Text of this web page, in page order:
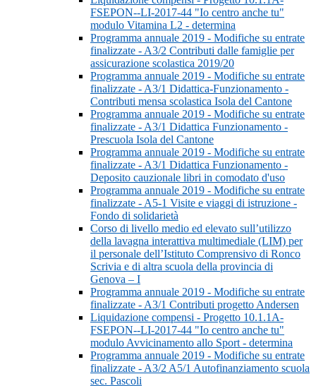
FSEPON--LI-2017-44 "Io centro anche tu"
modulo Vitamina L2 - determina
Programma annuale 2019 - Modifiche su entrate
finalizzate - A3/2 Contributi dalle famiglie per
assicurazione scolastica 2019/20
Programma annuale 2019 - Modifiche su entrate
finalizzate - A3/1 Didattica-Funzionamento -
Contributi mensa scolastica Isola del Cantone
Programma annuale 2019 - Modifiche su entrate
finalizzate - A3/1 Didattica Funzionamento -
Prescuola Isola del Cantone
Programma annuale 2019 - Modifiche su entrate
finalizzate - A3/1 Didattica Funzionamento -
Deposito cauzionale libri in comodato d'uso
Programma annuale 2019 - Modifiche su entrate
finalizzate - A5-1 Visite e viaggi di istruzione -
Fondo di solidarietà
Corso di livello medio ed elevato sull’utilizzo
della lavagna interattiva multimediale (LIM) per
il personale dell’Istituto Comprensivo di Ronco
Scrivia e di altra scuola della provincia di
Genova – I
Programma annuale 2019 - Modifiche su entrate
finalizzate - A3/1 Contributi progetto Andersen
Liquidazione compensi - Progetto 10.1.1A-
FSEPON--LI-2017-44 "Io centro anche tu"
modulo Avvicinamento allo Sport - determina
Programma annuale 2019 - Modifiche su entrate
finalizzate - A3/2 A5/1 Autofinanziamento scuola
sec. Pascoli